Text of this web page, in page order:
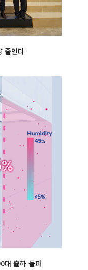
줄인다
대 출하 돌파